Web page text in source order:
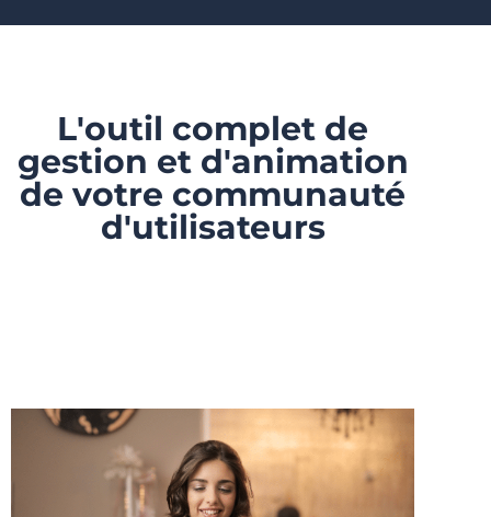
L'outil complet de
gestion et d'animation
de votre communauté
d'utilisateurs